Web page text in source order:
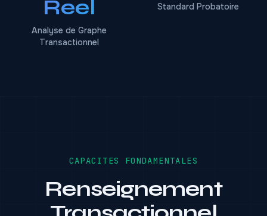
Reel
Analyse de Graphe
Transactionnel
Standard Probatoire
CAPACITES FONDAMENTALES
Renseignement